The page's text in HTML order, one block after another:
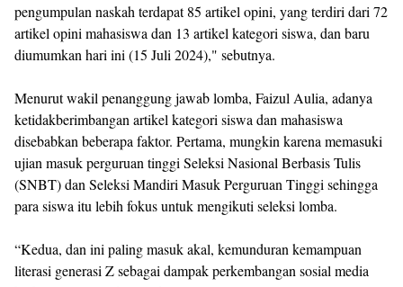
pengumpulan naskah terdapat 85 artikel opini, yang terdiri dari 72
artikel opini mahasiswa dan 13 artikel kategori siswa, dan baru
diumumkan hari ini (15 Juli 2024)," sebutnya.
Menurut wakil penanggung jawab lomba, Faizul Aulia, adanya
ketidakberimbangan artikel kategori siswa dan mahasiswa
disebabkan beberapa faktor. Pertama, mungkin karena memasuki
ujian masuk perguruan tinggi Seleksi Nasional Berbasis Tulis
(SNBT) dan Seleksi Mandiri Masuk Perguruan Tinggi sehingga
para siswa itu lebih fokus untuk mengikuti seleksi lomba.
“Kedua, dan ini paling masuk akal, kemunduran kemampuan
literasi generasi Z sebagai dampak perkembangan sosial media